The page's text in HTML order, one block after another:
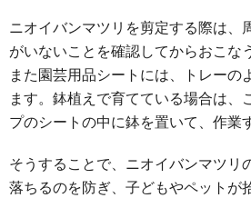
ニオイバンマツリを剪定する際は、
がいないことを確認してからおこな
また園芸用品シートには、トレーの
ます。鉢植えで育てている場合は、
プのシートの中に鉢を置いて、作業
そうすることで、ニオイバンマツリ
落ちるのを防ぎ、子どもやペットが